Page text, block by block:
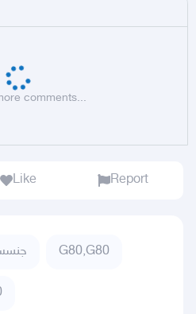
comments...
Like Report
G80,G80